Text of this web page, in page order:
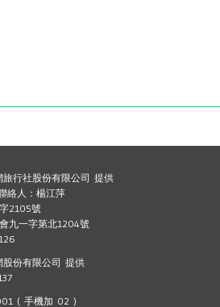
行社股份有限公司 提供
絡人：楊江萍
2105號
九一字第北1204號
份有限公司 提供
( 手機加 02 )